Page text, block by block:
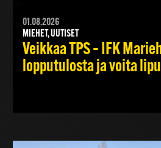
01.08.2026
MIEHET, UUTISET
Veikkaa TPS – IFK
lopputulosta ja voita